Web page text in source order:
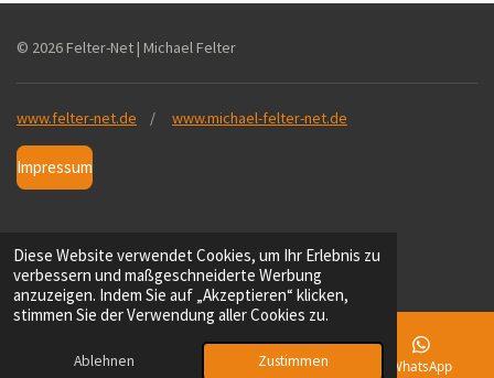
Diese Website verwendet Cookies, um Ihr Erlebnis zu
verbessern und maßgeschneiderte Werbung
anzuzeigen. Indem Sie auf „Akzeptieren“ klicken,
stimmen Sie der Verwendung aller Cookies zu.
Ablehnen Zustimmen
© 2026 Felter-Net | Michael Felter
www.felter-net.de / www.michael-felter-net.de
Impressum
Datenschutz
E-Mail Karte WhatsApp